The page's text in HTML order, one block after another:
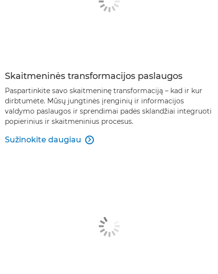
Skaitmeninės transformacijos paslaugos
Paspartinkite savo skaitmeninę transformaciją – kad ir kur
dirbtumėte. Mūsų jungtinės įrenginių ir informacijos
valdymo paslaugos ir sprendimai padės sklandžiai integruoti
popierinius ir skaitmeninius procesus.
Sužinokite daugiau 